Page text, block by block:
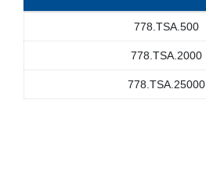
778.TSA.500
778.TSA.2000
778.TSA.25000